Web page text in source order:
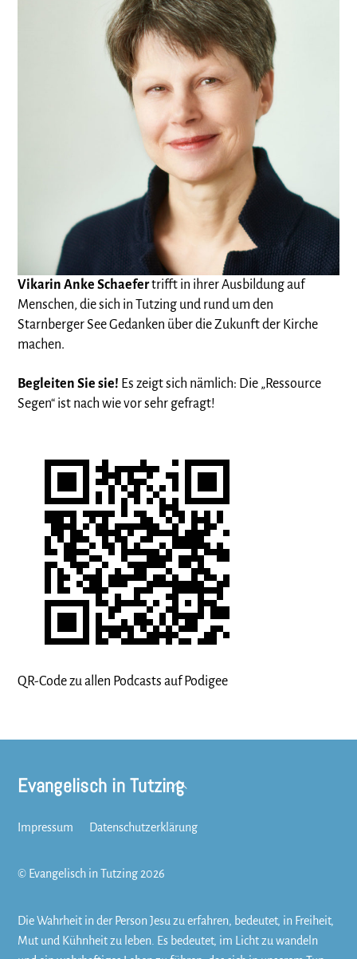
Vikarin Anke Schaefertrifft in ihrer Ausbildung auf
Menschen, die sich in Tutzing und rund um den
Starnberger See Gedanken über die Zukunft der Kirche
machen.
Begleiten Sie sie! Es zeigt sich nämlich: Die „Ressource
Segen“ ist nach wie vor sehr gefragt!
QR-Code zu allen Podcasts auf Podigee
Back
To
Evangelisch in Tutzing
Impressum Datenschutzerklärung
© Evangelisch in Tutzing 2026
Die Wahrheit in der Person Jesu zu erfahren, bedeutet, in Freiheit,
Mut und Kühnheit zu leben. Es bedeutet, im Licht zu wandeln